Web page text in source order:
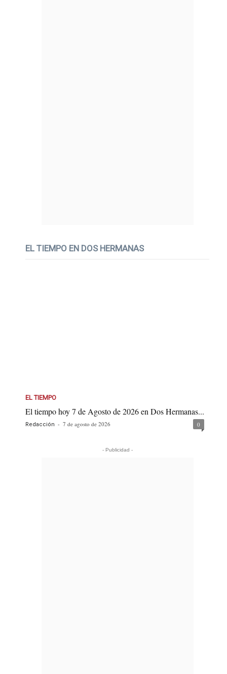
EL TIEMPO EN DOS HERMANAS
EL TIEMPO
El tiempo hoy 7 de Agosto de 2026 en Dos Hermanas...
Redacción - 7 de agosto de 2026 0
- Publicidad -